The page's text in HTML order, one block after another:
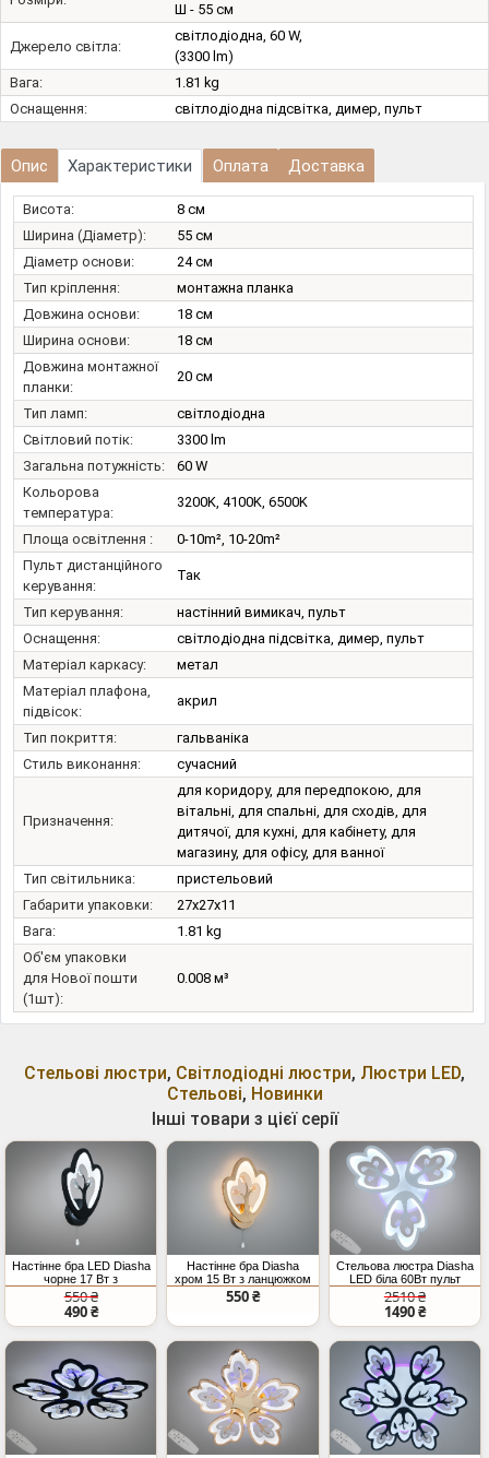
Ш - 55 см
Джерело світла:
світлодіодна, 60 W,
(3300 lm)
Вага:
1.81 kg
Оснащення:
світлодіодна підсвітка, димер, пульт
Опис Характеристики Оплата Доставка
Висота:
8 см
Ширина (Діаметр):
55 см
Діаметр основи:
24 см
Тип кріплення:
монтажна планка
Довжина основи:
18 см
Ширина основи:
18 см
Довжина монтажної
планки:
20 см
Тип ламп:
світлодіодна
Світловий потік:
3300 lm
Загальна потужність:
60 W
Кольорова
температура:
3200K, 4100K, 6500K
Площа освітлення :
0-10m², 10-20m²
Пульт дистанційного
керування:
Так
Тип керування:
настінний вимикач, пульт
Оснащення:
світлодіодна підсвітка, димер, пульт
Матеріал каркасу:
метал
Матеріал плафона,
підвісок:
акрил
Тип покриття:
гальваніка
Стиль виконання:
сучасний
Призначення:
для коридору, для передпокою, для
вітальні, для спальні, для сходів, для
дитячої, для кухні, для кабінету, для
магазину, для офісу, для ванної
Тип світильника:
пристельовий
Габарити упаковки:
27x27x11
Вага:
1.81 kg
Об'єм упаковки
для Нової пошти
(1шт):
0.008 м³
Стельові люстри, Світлодіодні люстри, Люстри LED,
Стельові, Новинки
Інші товари з цієї серії
Настінне бра LED Diasha
чорне 17 Вт з
ланцюжком
550 ₴
490 ₴
Настінне бра Diasha
хром 15 Вт з ланцюжком
550 ₴
Стельова люстра Diasha
LED біла 60Вт пульт
димер
2510 ₴
1490 ₴